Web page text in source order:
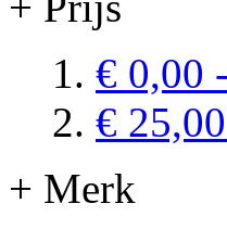
€ 0,00 -
€ 25,00
+ Merk